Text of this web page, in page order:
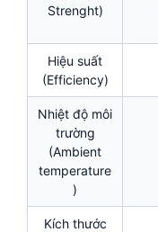
Strenght)
Hiệu suất
(Efficiency)
Nhiệt độ môi
trường
(Ambient
temperature
)
Kích thước